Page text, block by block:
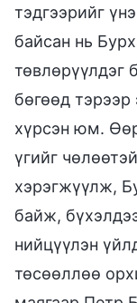
тэдгээрийг
байсан нь
төвлөрүүлдэг
бөгөөд тэрээр
хүрсэн юм.
үгийг
хэрэгжүүлж,
байж,
нийцүүлэн
төсөөллөө